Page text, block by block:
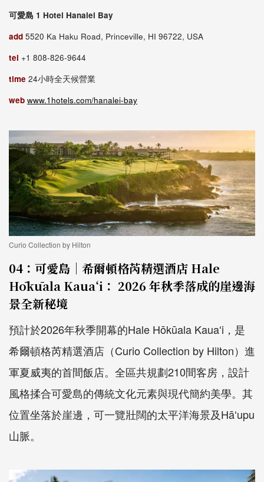
可愛島 1 Hotel Hanalei Bay
add 5520 Ka Haku Road, Princeville, HI 96722, USA
tel +1 808-826-9644
time 24小時全天候營業
web www.1hotels.com/hanalei-bay
Curio Collection by Hilton
04：可愛島｜希爾頓格芮精選酒店 Hale
Hōkūala Kauaʻi： 2026 年秋季落成的崖邊海
景全新秘境
預計於2026年秋季開幕的Hale Hōkūala Kauaʻi，是
希爾頓格芮精選酒店（Curio Collection by Hilton）進
軍夏威夷的首間飯店。全區共規劃210間客房，設計
風格揉合可愛島的傳統文化元素與現代簡約美學。其
位置坐落於崖邊，可一覽壯闊的太平洋海景及Hāʻupu
山脈。